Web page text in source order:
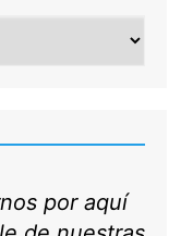
por aquí